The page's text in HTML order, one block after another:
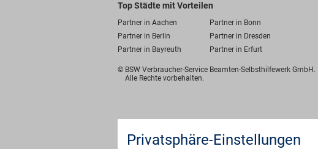
Top Städte mit Vorteilen
Partner in Aachen Partner in Bonn
Partner in Berlin
Partner in Dresden
Partner in Bayreuth
Partner in Erfurt
© BSW Verbraucher-Service Beamten-Selbsthilfewerk GmbH.
Alle Rechte vorbehalten.
Privatsphäre-Einstellungen